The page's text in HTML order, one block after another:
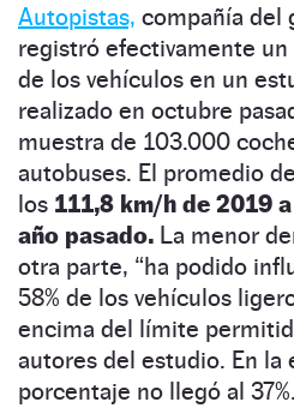
Autopistas, compañía del
registró efectivamente
de los vehículos en un
realizado en octubre
muestra de 103.000
autobuses. El promedio
los 111,8 km/h de 2019
año pasado. La menor
otra parte, “ha podido
58% de los vehículos
encima del límite
autores del estudio. En la
porcentaje no llegó al 37%.